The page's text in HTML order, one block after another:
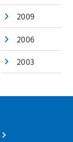
2009
2006
2003